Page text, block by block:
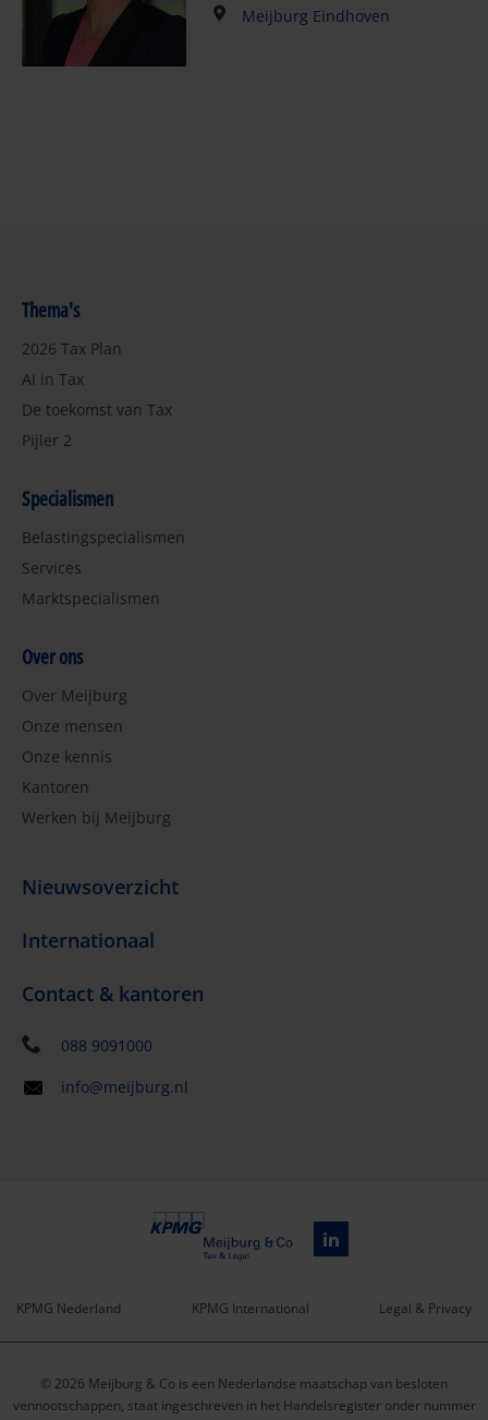
Meijburg Eindhoven
Thema's
2026 Tax Plan
AI in Tax
De toekomst van Tax
Pijler 2
Specialismen
Belastingspecialismen
Services
Marktspecialismen
Over ons
Over Meijburg
Onze mensen
Onze kennis
Kantoren
Werken bij Meijburg
Nieuwsoverzicht
Internationaal
Contact & kantoren
088 9091000
info@meijburg.nl
Service
KPMG Nederland KPMG International Legal & Privacy
© 2026 Meijburg & Co is een Nederlandse maatschap van besloten
vennootschappen, staat ingeschreven in het Handelsregister onder nummer